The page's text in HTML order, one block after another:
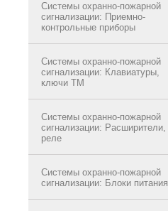
Системы охранно-пожарной
сигнализации: Приемно-
контрольные приборы
Системы охранно-пожарной
сигнализации: Клавиатуры,
ключи ТМ
Системы охранно-пожарной
сигнализации: Расширители,
реле
Системы охранно-пожарной
сигнализации: Блоки питания